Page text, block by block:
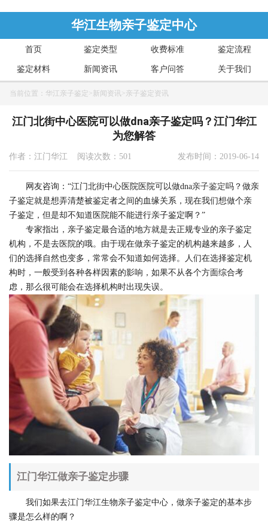
华江生物亲子鉴定中心
首页 鉴定类型 收费标准 鉴定流程
鉴定材料 新闻资讯 客户问答 关于我们
当前位置： 华江亲子鉴定 >新闻资讯 >亲子鉴定资讯
江门北街中心医院可以做dna亲子鉴定吗？江门华江
为您解答
作者：江门华江 阅读次数：501 发布时间：2019-06-14
网友咨询：“江门北街中心医院医院可以做dna亲子鉴定吗？做亲
子鉴定就是想弄清楚被鉴定者之间的血缘关系，现在我们想做个亲
子鉴定，但是却不知道医院能不能进行亲子鉴定啊？”
专家指出，亲子鉴定最合适的地方就是去正规专业的亲子鉴定
机构，不是去医院的哦。由于现在做亲子鉴定的机构越来越多，人
们的选择自然也变多，常常会不知道如何选择。人们在选择鉴定机
构时，一般受到各种各样因素的影响，如果不从各个方面综合考
虑，那么很可能会在选择机构时出现失误。
江门华江做亲子鉴定步骤
我们如果去江门华江生物亲子鉴定中心，做亲子鉴定的基本步
骤是怎么样的啊？